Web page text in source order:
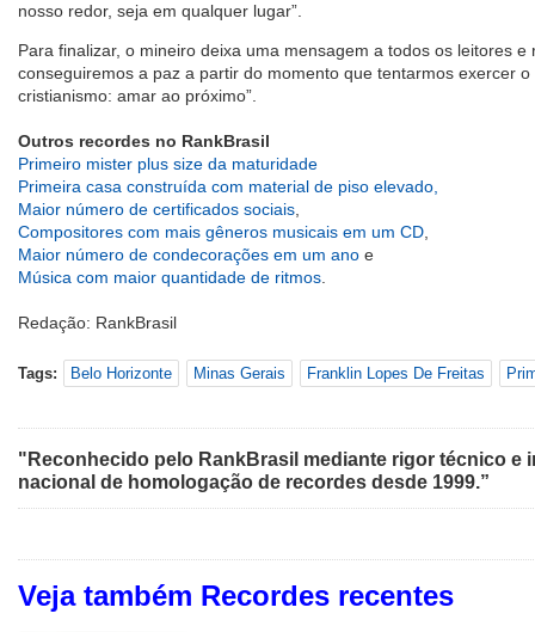
nosso redor, seja em qualquer lugar”.
Para finalizar, o mineiro deixa uma mensagem a todos os leitores e
conseguiremos a paz a partir do momento que tentarmos exercer
cristianismo: amar ao próximo”.
Outros recordes no RankBrasil
Primeiro mister plus size da maturidade
Primeira casa construída com material de piso elevado,
Maior número de certificados sociais
Compositores com mais gêneros musicais em um CD
Maior número de condecorações em um ano e
Música com maior quantidade de ritmos
Redação: RankBrasil
Tags: Belo Horizonte Minas Gerais Franklin Lopes De Freitas
"Reconhecido pelo RankBrasil mediante rigor técnico e
nacional de homologação de recordes desde 1999.”
Veja também Recordes recentes